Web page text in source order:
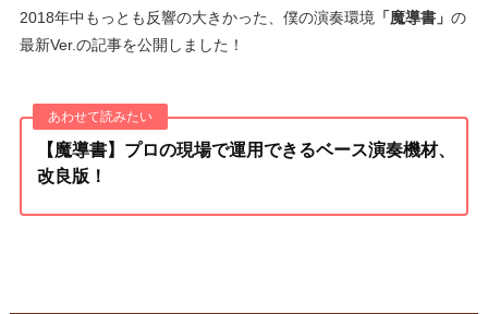
2018年中もっとも反響の大きかった、僕の演奏環境 「魔導書」 の
最新Ver.の記事を公開しました！
【魔導書】プロの現場で運用できるベース演奏機材、
改良版！